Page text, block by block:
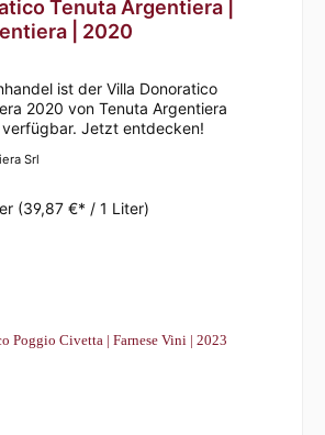
Tenuta Argentiera |
| 2020
ist der Villa Donoratico
2020 von Tenuta Argentiera
verfügbar. Jetzt entdecken!
Srl
(39,87 €* / 1 Liter)